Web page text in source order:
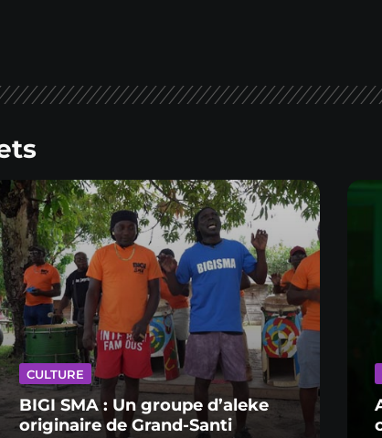
CULTURE
BIGI SMA : Un groupe d’aleke
originaire de Grand-Santi